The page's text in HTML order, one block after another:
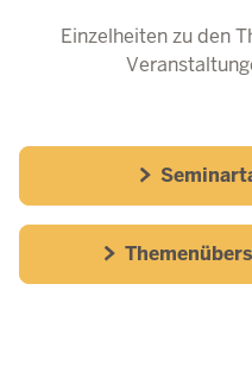
Einzelheiten zu den